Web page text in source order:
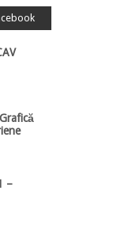
–